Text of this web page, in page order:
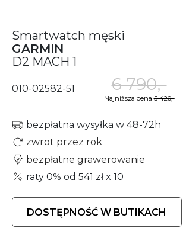
Smartwatch męski
GARMIN
D2 MACH 1
010-02582-51 6 790,-
Najniższa cena5 420,-
bezpłatna wysyłka w 48-72h
zwrot przez rok
bezpłatne grawerowanie
raty 0% od 541 złx 10
DOSTĘPNOŚĆ W BUTIKACH